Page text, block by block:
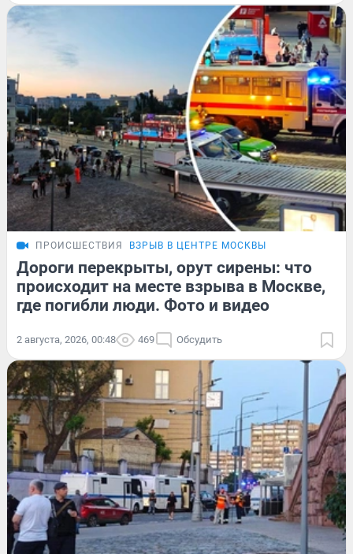
ПРОИСШЕСТВИЯ ВЗРЫВ В ЦЕНТРЕ МОСКВЫ
Дороги перекрыты, орут сирены: что
происходит на месте взрыва в Москве,
где погибли люди. Фото и видео
2 августа, 2026, 00:48 469 Обсудить